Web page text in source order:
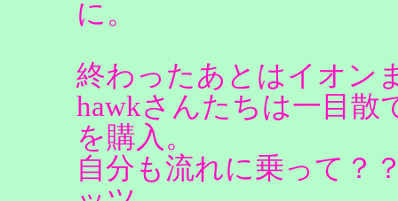
に。
終わったあとはイオン
hawkさんたちは一目散
を購入。
自分も流れに乗って？